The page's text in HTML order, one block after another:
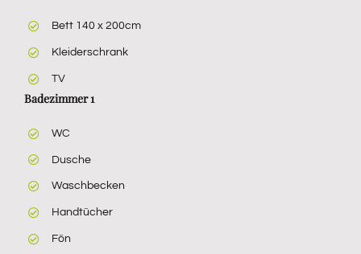
Bett 140 x 200cm
Kleiderschrank
TV
Badezimmer 1
WC
Dusche
Waschbecken
Handtücher
Fön